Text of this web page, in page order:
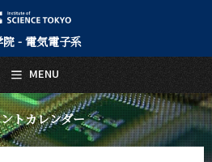
院 - 電気電子系
トカレンダー
MENU
English